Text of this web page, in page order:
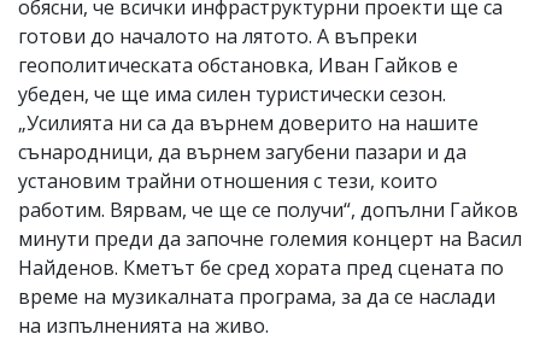
обясни, че всички инфраструктурни проекти ще са
готови до началото на лятото. А въпреки
геополитическата обстановка, Иван Гайков е
убеден, че ще има силен туристически сезон.
„Усилията ни са да върнем доверито на нашите
сънародници, да върнем загубени пазари и да
установим трайни отношения с тези, които
работим. Вярвам, че ще се получи“, допълни Гайков
минути преди да започне големия концерт на Васил
Найденов. Кметът бе сред хората пред сцената по
време на музикалната програма, за да се наслади
на изпълненията на живо.